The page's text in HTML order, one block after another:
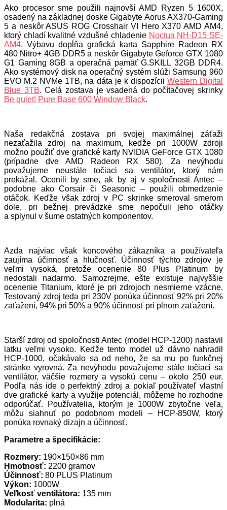
Ako procesor sme použili najnovší AMD Ryzen 5 1600X,
osadený na základnej doske Gigabyte Aorus AX370-Gaming
5 a neskôr ASUS ROG Crosshair VI Hero X370 AMD AM4,
ktorý chladí kvalitné vzdušné chladenie Noctua NH-D15 SE-
AM4. Výbavu dopĺňa grafická karta Sapphire Radeon RX
480 Nitro+ 4GB DDR5 a neskôr Gigabyte Geforce GTX 1080
G1 Gaming 8GB a operačná pamäť G.SKILL 32GB DDR4.
Ako systémový disk na operačný systém slúži Samsung 960
EVO M.2 NVMe 1TB, na dáta je k dispozícii Western Digital
Blue 3TB. Celá zostava je vsadená do počítačovej skrinky
Be quiet! Pure Base 600 Window Black.
Naša redakčná zostava pri svojej maximálnej záťaži
nezaťažila zdroj na maximum, keďže pri 1000W zdroji
možno použiť dve grafické karty NVIDIA GeForce GTX 1080
(prípadne dve AMD Radeon RX 580). Za nevýhodu
považujeme neustále točiaci sa ventilátor, ktorý nám
prekážal. Ocenili by sme, ak by aj v spoločnosti Antec –
podobne ako Corsair či Seasonic – použili obmedzenie
otáčok. Keďže však zdroj v PC skrinke smeroval smerom
dole, pri bežnej prevádzke sme nepočuli jeho otáčky
a splynul v šume ostatných komponentov.
Azda najviac však koncového zákazníka a používateľa
zaujíma účinnosť a hlučnosť. Účinnosť týchto zdrojov je
veľmi vysoká, pretože ocenenie 80 Plus Platinum by
nedostali nadarmo. Samozrejme, ešte existuje najvyššie
ocenenie Titanium, ktoré je pri zdrojoch nesmierne vzácne.
Testovaný zdroj teda pri 230V ponúka účinnosť 92% pri 20%
zaťažení, 94% pri 50% a 90% účinnosť pri plnom zaťažení.
Starší zdroj od spoločnosti Antec (model HCP-1200) nastavil
latku veľmi vysoko. Keďže tento model už dávno nahradil
HCP-1000, očakávalo sa od neho, že sa mu po funkčnej
stránke vyrovná. Za nevýhodu považujeme stále točiaci sa
ventilátor, väčšie rozmery a vysokú cenu – okolo 250 eur.
Podľa nás ide o perfektný zdroj a pokiaľ používateľ vlastní
dve grafické karty a využije potenciál, môžeme ho rozhodne
odporúčať. Používatelia, ktorým je 1000W zbytočne veľa,
môžu siahnuť po podobnom modeli – HCP-850W, ktorý
ponúka rovnaký dizajn a účinnosť.
Parametre a špecifikácie:
Rozmery: 190×150×86 mm
Hmotnosť: 2200 gramov
Účinnosť: 80 PLUS Platinum
Výkon: 1000W
Veľkosť ventilátora: 135 mm
Modularita: plná